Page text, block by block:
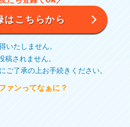
はこちらから
いたしません。
稿されません。
ご了承の上お手続きください。
ァンってなぁに？